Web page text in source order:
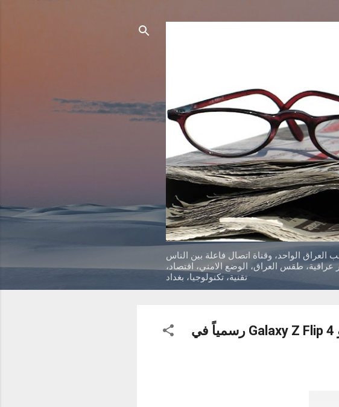
الواحد، وقناة اتصال فاعلة بين الناس
طقس العراق، الوضع الامني، اقتصاد،
تقنية، تكنولوجيا، بغداد
سامسونج المشرق العربي تطرح هاتفي Galaxy Z Fold 4 و Galaxy Z Flip 4 رسمياً في